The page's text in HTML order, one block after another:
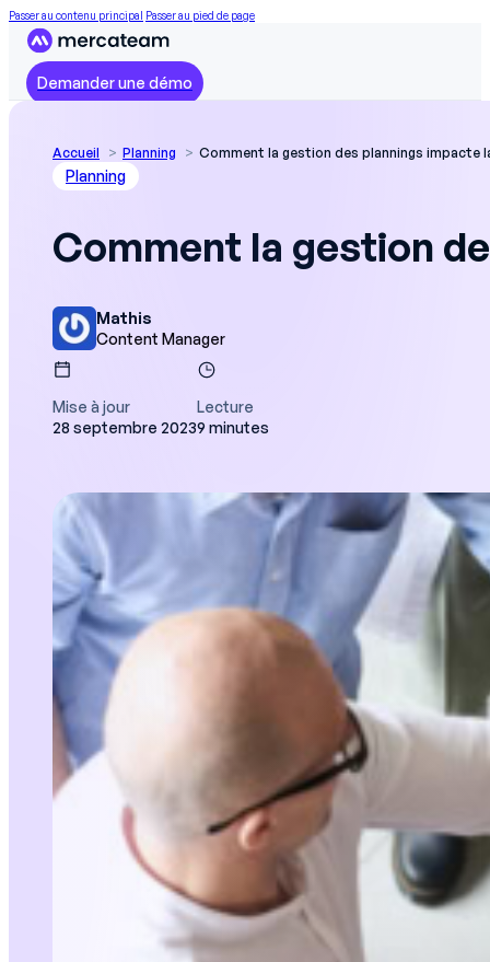
Passer au contenu principal Passer au pied de page
Demander une démo
Accueil Planning Comment la gestion des plannings impacte
Planning
Comment la gestion
Mathis
Content Manager
Mise à jour
28 septembre 2023
Lecture
9 minutes